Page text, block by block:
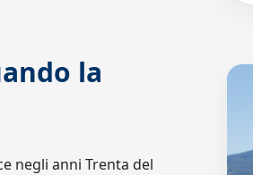
la
negli anni Trenta del